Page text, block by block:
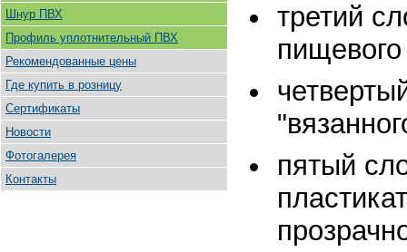
Шнур ПВХ
Профиль уплотнительный ПВХ
Рекомендованные цены
Где купить в розницу
Сертификаты
Новости
Фотогалерея
Контакты
третий
пищевого
пятый